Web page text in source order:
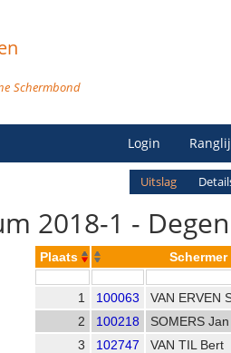
Schermbond
Login
Uitslag
2018-1 -
Plaats Schermer
1 100063 VAN ERVEN
2
100218 SOMERS Jan
3
102747 VAN TIL Bert